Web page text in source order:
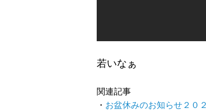
若いなぁ
関連記事
お盆休みのお知らせ２０